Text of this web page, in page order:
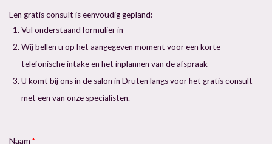
Een gratis consult is eenvoudig gepland:
Vul onderstaand formulier in
Wij bellen u op het aangegeven moment voor een korte
telefonische intake en het inplannen van de afspraak
U komt bij ons in de salon in Druten langs voor het gratis consult
met een van onze specialisten.
Naam *